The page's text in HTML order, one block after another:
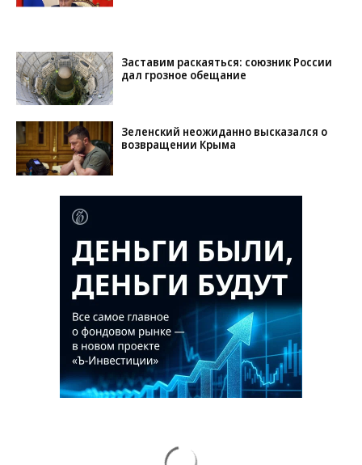
Заставим раскаяться: союзник России
дал грозное обещание
Зеленский неожиданно высказался о
возвращении Крыма